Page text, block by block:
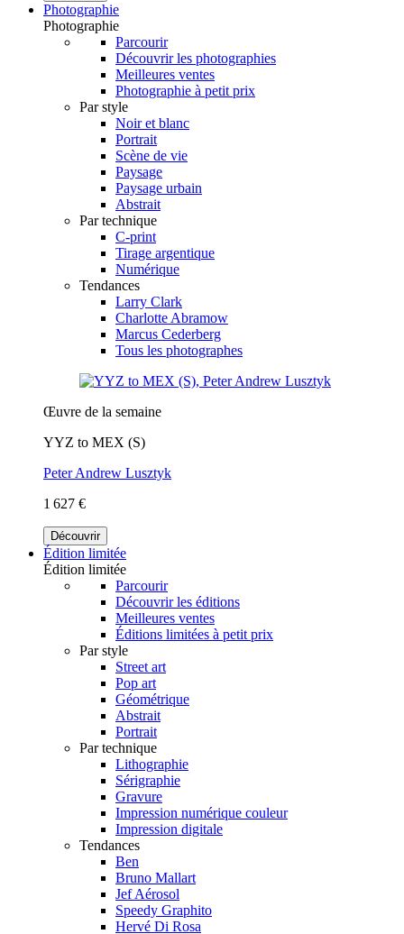
Photographie
Photographie
Parcourir
Découvrir les photographies
Meilleures ventes
Photographie à petit prix
Par style
Noir et blanc
Portrait
Scène de vie
Paysage
Paysage urbain
Abstrait
Par technique
C-print
Tirage argentique
Numérique
Tendances
Larry Clark
Charlotte Abramow
Marcus Cederberg
Tous les photographes
Œuvre de la semaine
YYZ to MEX (S)
Peter Andrew Lusztyk
1 627 €
Découvrir
Édition limitée
Édition limitée
Parcourir
Découvrir les éditions
Meilleures ventes
Éditions limitées à petit prix
Par style
Street art
Pop art
Géométrique
Abstrait
Portrait
Par technique
Lithographie
Sérigraphie
Gravure
Impression numérique couleur
Impression digitale
Tendances
Ben
Bruno Mallart
Jef Aérosol
Speedy Graphito
Hervé Di Rosa